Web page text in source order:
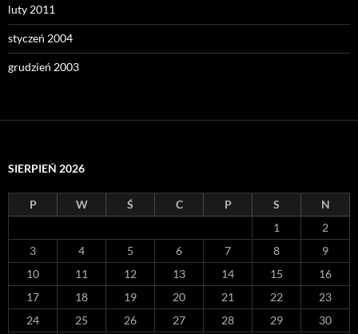
luty 2011
styczeń 2004
grudzień 2003
SIERPIEŃ 2026
P W Ś C P S
N
1
2
3
4 5 6 7 8
9
10
11 12 13 14 15
16
17
18 19 20 21 22
23
24
25 26 27 28 29
30